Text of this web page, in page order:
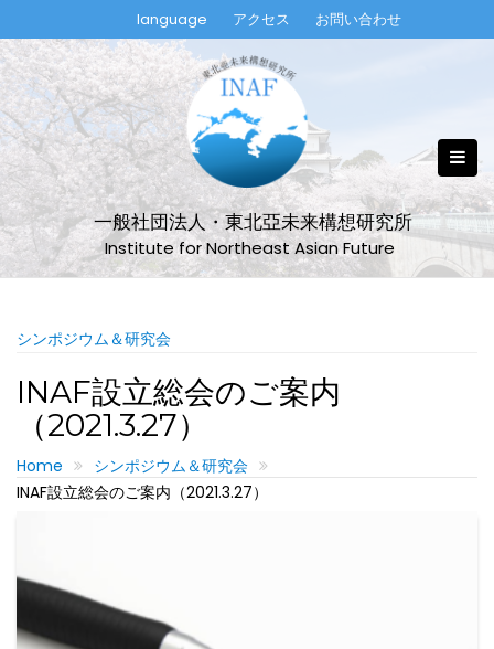
to
content
language アクセス お問い合わせ
一般社団法人・東北亞未来構想研究所
Institute for Northeast Asian Future
シンポジウム＆研究会
INAF設立総会のご案内
（2021.3.27）
Home
シンポジウム＆研究会
INAF設立総会のご案内（2021.3.27）